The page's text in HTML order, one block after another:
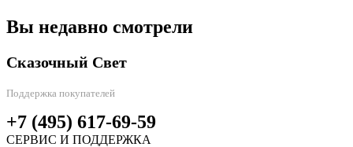
Вы недавно смотрели
Сказочный Свет
Поддержка покупателей
+7 (495) 617-69-59
СЕРВИС И ПОДДЕРЖКА